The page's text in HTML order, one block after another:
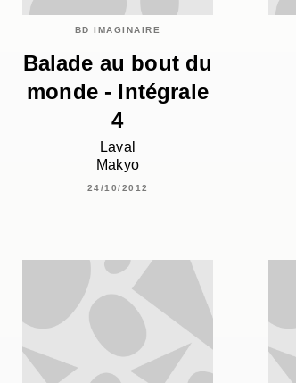
BD IMAGINAIRE
Balade au bout du
monde - Intégrale
4
Laval
Makyo
24/10/2012